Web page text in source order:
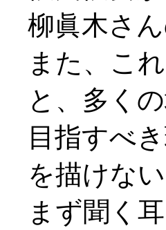
柳眞木さ
また、こ
と、多くの
目指すべ
を描けな
まず聞く